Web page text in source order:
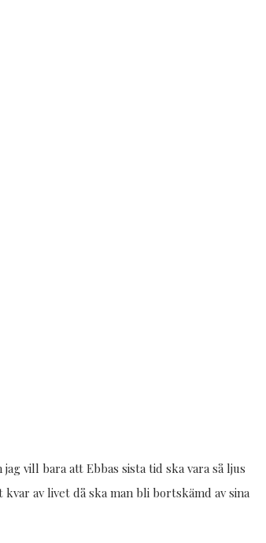
vill bara att Ebbas sista tid ska vara så ljus
av livet då ska man bli bortskämd av sina